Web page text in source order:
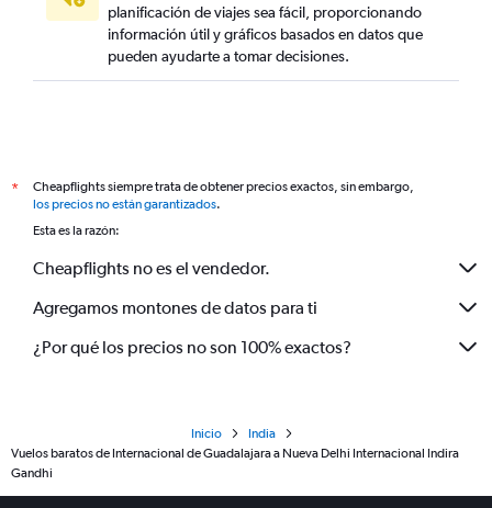
planificación de viajes sea fácil, proporcionando
información útil y gráficos basados en datos que
pueden ayudarte a tomar decisiones.
*
Cheapflights siempre trata de obtener precios exactos, sin embargo,
los precios no están garantizados.
Esta es la razón:
Cheapflights no es el vendedor.
Agregamos montones de datos para ti
¿Por qué los precios no son 100% exactos?
Inicio
India
Vuelos baratos de Internacional de Guadalajara a Nueva Delhi Internacional Indira
Gandhi